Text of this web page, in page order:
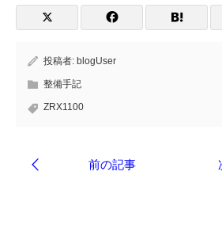
投稿者: blogUser
整備手記
ZRX1100